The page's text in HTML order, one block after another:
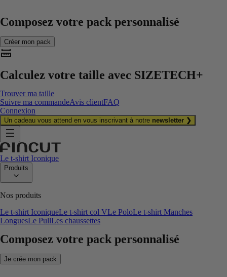
Composez votre pack personnalisé
Créer mon pack
Calculez votre taille avec SIZETECH+
Trouver ma taille
Suivre ma commandeAvis clientFAQ
Connexion
Un cadeau vous attend en vous inscrivant à notre newsletter ❯
Le t-shirt Iconique
Produits
Nos produits
Le t-shirt IconiqueLe t-shirt col VLe PoloLe t-shirt Manches
LonguesLe PullLes chaussettes
Composez votre pack personnalisé
Je crée mon pack